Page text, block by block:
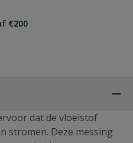
€200
dat de vloeistof
stromen. Deze messing